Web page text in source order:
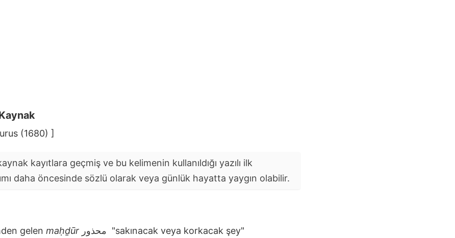
(1680) ]
kayıtlara geçmiş ve bu kelimenin kullanıldığı yazılı ilk
daha öncesinde sözlü olarak veya günlük hayatta yaygın olabilir.
gelen maḥḏūr
"sakınacak veya korkacak şey"